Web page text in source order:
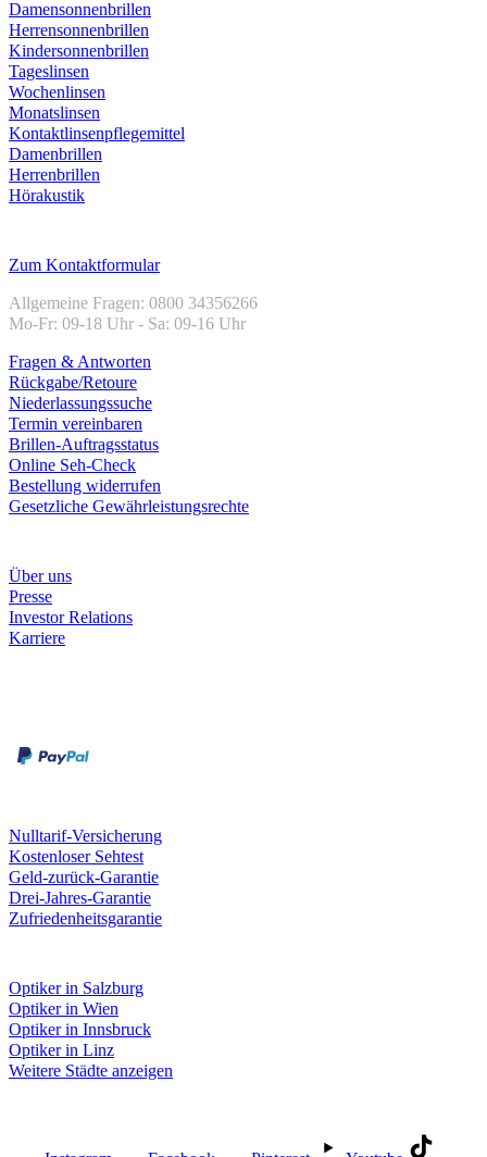
Damensonnenbrillen
Herrensonnenbrillen
Kindersonnenbrillen
Tageslinsen
Wochenlinsen
Monatslinsen
Kontaktlinsenpflegemittel
Damenbrillen
Herrenbrillen
Hörakustik
Zum Kontaktformular
Allgemeine Fragen: 0800 34356266
Mo-Fr: 09-18 Uhr - Sa: 09-16 Uhr
Fragen & Antworten
Rückgabe/Retoure
Niederlassungssuche
Termin vereinbaren
Brillen-Auftragsstatus
Online Seh-Check
Bestellung widerrufen
Gesetzliche Gewährleistungsrechte
Über uns
Presse
Investor Relations
Karriere
Nulltarif-Versicherung
Kostenloser Sehtest
Geld-zurück-Garantie
Drei-Jahres-Garantie
Zufriedenheitsgarantie
Optiker in Salzburg
Optiker in Wien
Optiker in Innsbruck
Optiker in Linz
Weitere Städte anzeigen